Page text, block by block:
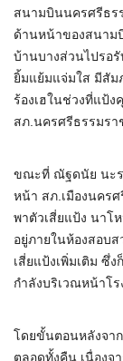
สนามบินนครศรีธร
ด้านหน้าของสนาม
บ้านบางส่วนไปรอ
ยิ้มแย้มแจ่มใส มีสัม
ร้องเฮในช่วงที่แป้
สภ.นครศรีธรรมรา
ขณะที่ ณัฐดนัย นะร
หน้า สภ.เมืองนครศ
พาตัวเสี่ยแป้ง นาโ
อยู่ภายในห้องสอบส
เสี่ยแป้งเพิ่มเติม ซึ่
กำลังบริเวณหน้าโ
โดยขั้นตอนหลังจา
ตลอดทั้งคืน เนื่องจ